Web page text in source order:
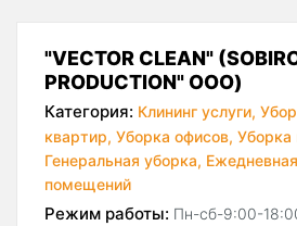
"VECTOR CLEAN"
PRODUCTION" ООО)
Категория: Клининг услуги,
квартир, Уборка офисов,
Генеральная уборка,
помещений
Режим работы: Пн-сб-9:00-